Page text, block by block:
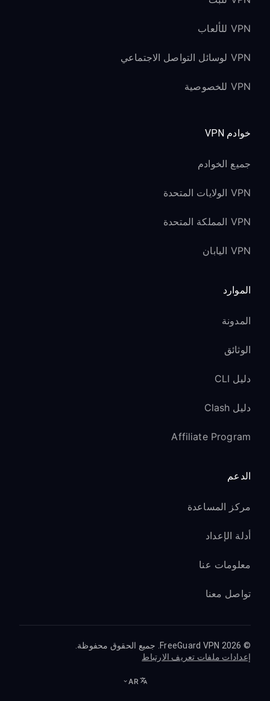
VPN للألعاب
VPN لوسائل التواصل الاجتماعي
VPN للخصوصية
خوادم VPN
جميع الخوادم
VPN الولايات المتحدة
VPN المملكة المتحدة
VPN اليابان
الموارد
المدونة
الوثائق
دليل CLI
دليل Clash
Affiliate Program
الدعم
مركز المساعدة
أدلة الإعداد
معلومات عنا
تواصل معنا
© 2026 FreeGuard VPN. جميع الحقوق محفوظة.
إعدادات ملفات تعريف الارتباط
AR